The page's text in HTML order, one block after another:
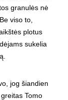
granulės nė
viso to,
plotus
sukelia
jog šiandien
Tomo